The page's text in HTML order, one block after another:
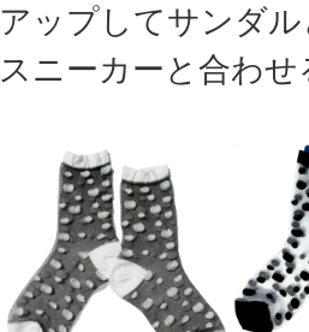
アップしてサンダ
スニーカーと合わ